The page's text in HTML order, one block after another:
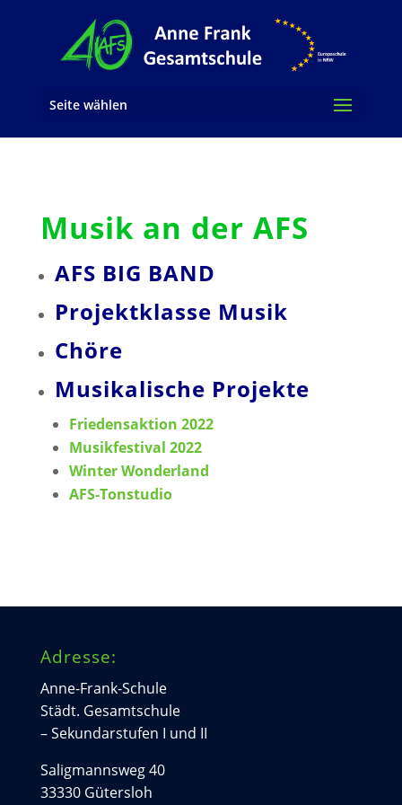
Seite wählen
Musik an der AFS
AFS BIG BAND
Projektklasse Musik
Chöre
Musikalische Projekte
Friedensaktion 2022
Musikfestival 2022
Winter Wonderland
AFS-Tonstudio
Adresse:
Anne-Frank-Schule
Städt. Gesamtschule
– Sekundarstufen I und II
Saligmannsweg 40
33330 Gütersloh